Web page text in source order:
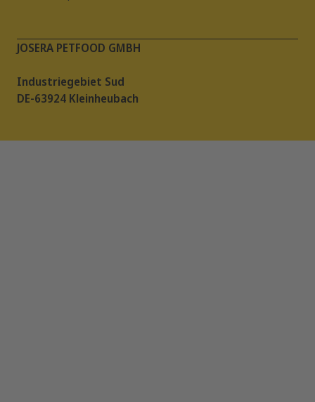
JOSERA PETFOOD GMBH
Industriegebiet Sud
DE-63924 Kleinheubach